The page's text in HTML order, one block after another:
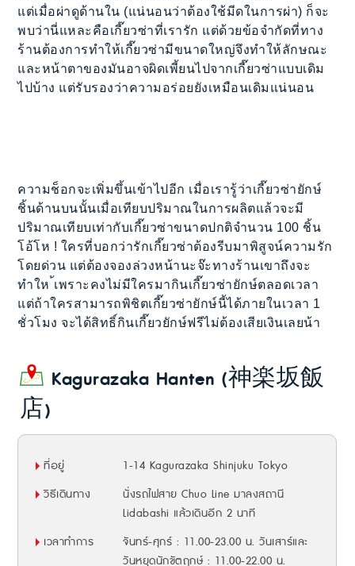
แต่เมื่อผ่าดูด้านใน (แน่นอนว่าต้องใช้มีดในการผ่า) ก็จะ
พบว่านี่แหละคือเกี๊ยวซ่าที่เรารัก แต่ด้วยข้อจำกัดที่ทาง
ร้านต้องการทำให้เกี๊ยวซ่ามีขนาดใหญ่จึงทำให้ลักษณะ
และหน้าตาของมันอาจผิดเพี้ยนไปจากเกี๊ยวซ่าแบบเดิม
ไปบ้าง แต่รับรองว่าความอร่อยยังเหมือนเดิมแน่นอน
ความช็อกจะเพิ่มขึ้นเข้าไปอีก เมื่อเรารู้ว่าเกี๊ยวซ่ายักษ์
ชิ้นด้านบนนั้นเมื่อเทียบปริมาณในการผลิตแล้วจะมี
ปริมาณเทียบเท่ากับเกี๊ยวซ่าขนาดปกติจำนวน 100 ชิ้น
โอ้โห ! ใครที่บอกว่ารักเกี๊ยวซ่าต้องรีบมาพิสูจน์ความรัก
โดยด่วน แต่ต้องจองล่วงหน้านะจ๊ะทางร้านเขาถึงจะ
ทำให ้เพราะคงไม่มีใครมากินเกี๊ยวซ่ายักษ์ตลอดเวลา
แต่ถ้าใครสามารถพิชิตเกี๊ยวซ่ายักษ์นี้ได้ภายในเวลา 1
ชั่วโมง จะได้สิทธิ์กินเกี๊ยวยักษ์ฟรีไม่ต้องเสียเงินเลยน้า
Kagurazaka Hanten (神楽坂飯
店)
ที่อยู่
1-14 Kagurazaka Shinjuku Tokyo
วิธีเดินทาง
นั่งรถไฟสาย Chuo Line มาลงสถานี
Lidabashi แล้วเดินอีก 2 นาที
เวลาทำการ
จันทร์-ศุกร์ : 11.00-23.00 น. วันเสาร์และ
วันหยุดนักขัตฤกษ์ : 11.00-22.00 น.